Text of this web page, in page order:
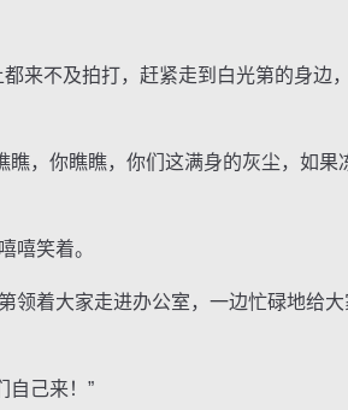
不及拍打，赶紧走到白光第的身边，
你瞧瞧，你们这满身的灰尘，如果
嘻笑着。
着大家走进办公室，一边忙碌地给大
己来！”